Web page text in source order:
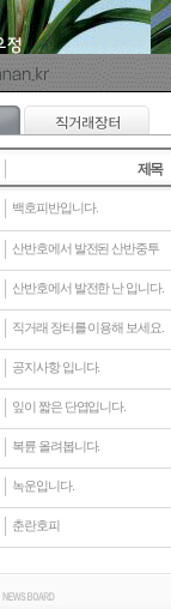
제목
백호피반입니다.
산반호에서 발전된 산반중투
산반호에서 발전한 난 입니다.
직거래 장터를 이용해 보세요.
공지사항 입니다.
잎이 짧은 단엽입니다.
복륜 올려봅니다.
녹운입니다.
춘란호피